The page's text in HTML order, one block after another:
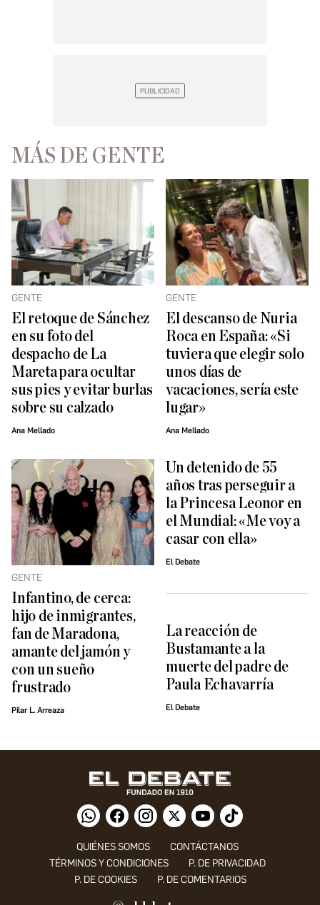
MÁS DE GENTE
GENTE
El retoque de Sánchez
en su foto del
despacho de La
Mareta para ocultar
sus pies y evitar burlas
sobre su calzado
Ana Mellado
GENTE
El descanso de Nuria
Roca en España: «Si
tuviera que elegir solo
unos días de
vacaciones, sería este
lugar»
Ana Mellado
GENTE
Infantino, de cerca:
hijo de inmigrantes,
fan de Maradona,
amante del jamón y
con un sueño
frustrado
Pilar L. Arreaza
Un detenido de 55
años tras perseguir a
la Princesa Leonor en
el Mundial: «Me voy a
casar con ella»
El Debate
La reacción de
Bustamante a la
muerte del padre de
Paula Echavarría
El Debate
QUIÉNES SOMOS
CONTÁCTANOS
TÉRMINOS Y CONDICIONES
P. DE PRIVACIDAD
P. DE COOKIES
P. DE COMENTARIOS